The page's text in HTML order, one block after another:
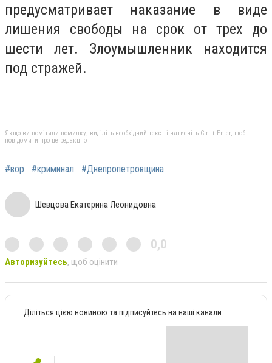
предусматривает наказание в виде
лишения свободы на срок от трех до
шести лет. Злоумышленник находится
под стражей.
Якщо ви помітили помилку, виділіть необхідний текст і натисніть Ctrl + Enter, щоб
повідомити про це редакцію
#вор #криминал #Днепропетровщина
Шевцова Екатерина Леонидовна
0,0
Авторизуйтесь, щоб оцінити
Діліться цією новиною та підписуйтесь на наші канали